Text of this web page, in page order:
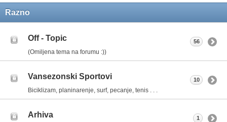
Razno
Off - Topic
(Omiljena tema na forumu :))
56
Vansezonski Sportovi
Biciklizam, planinarenje, surf, pecanje, tenis . . .
10
Arhiva 1